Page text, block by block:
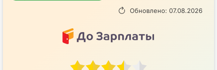
Обновлено: 07.08.2026